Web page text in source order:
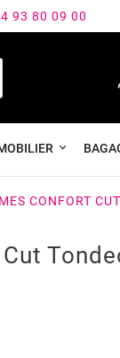
93 80 09 00
CONFORT